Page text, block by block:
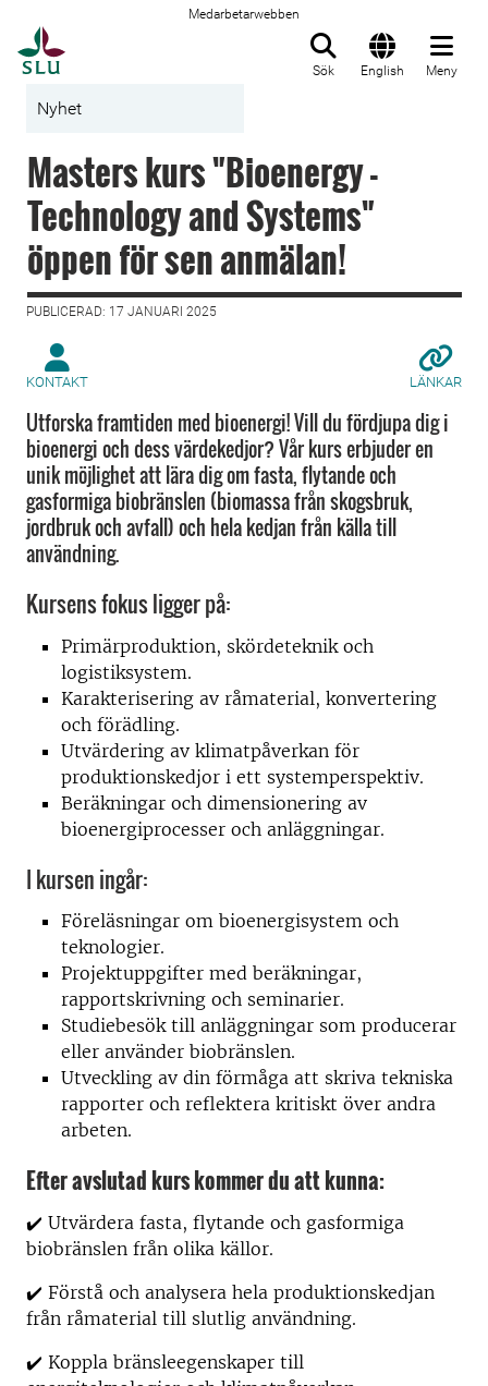
Medarbetarwebben
Sök English Meny
Nyhet
Masters kurs "Bioenergy -
Technology and Systems"
öppen för sen anmälan!
PUBLICERAD: 17 JANUARI 2025
KONTAKT LÄNKAR
Utforska framtiden med bioenergi! Vill du fördjupa dig i
bioenergi och dess värdekedjor? Vår kurs erbjuder en
unik möjlighet att lära dig om fasta, flytande och
gasformiga biobränslen (biomassa från skogsbruk,
jordbruk och avfall) och hela kedjan från källa till
användning.
Kursens fokus ligger på:
Primärproduktion, skördeteknik och
logistiksystem.
Karakterisering av råmaterial, konvertering
och förädling.
Utvärdering av klimatpåverkan för
produktionskedjor i ett systemperspektiv.
Beräkningar och dimensionering av
bioenergiprocesser och anläggningar.
I kursen ingår:
Föreläsningar om bioenergisystem och
teknologier.
Projektuppgifter med beräkningar,
rapportskrivning och seminarier.
Studiebesök till anläggningar som producerar
eller använder biobränslen.
Utveckling av din förmåga att skriva tekniska
rapporter och reflektera kritiskt över andra
arbeten.
Efter avslutad kurs kommer du att kunna:
✔️ Utvärdera fasta, flytande och gasformiga
biobränslen från olika källor.
✔️ Förstå och analysera hela produktionskedjan
från råmaterial till slutlig användning.
✔️ Koppla bränsleegenskaper till